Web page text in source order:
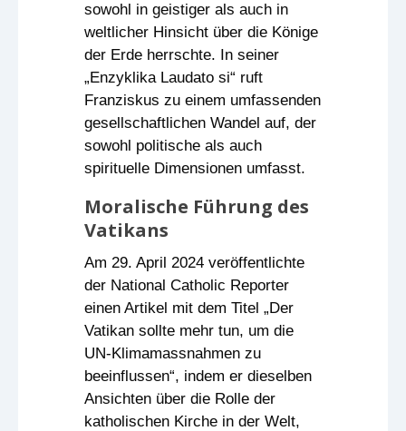
sowohl in geistiger als auch in
weltlicher Hinsicht über die Könige
der Erde herrschte. In seiner
„Enzyklika Laudato si“ ruft
Franziskus zu einem umfassenden
gesellschaftlichen Wandel auf, der
sowohl politische als auch
spirituelle Dimensionen umfasst.
Moralische Führung des
Vatikans
Am 29. April 2024 veröffentlichte
der National Catholic Reporter
einen Artikel mit dem Titel „Der
Vatikan sollte mehr tun, um die
UN-Klimamassnahmen zu
beeinflussen“, indem er dieselben
Ansichten über die Rolle der
katholischen Kirche in der Welt,